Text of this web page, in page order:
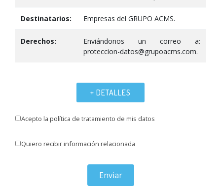
Destinatarios: Empresas del GRUPO ACMS.
Derechos:
Enviándonos un correo a:
proteccion-datos@grupoacms.com.
+ DETALLES
Acepto la política de tratamiento de mis datos
Quiero recibir información relacionada
Enviar